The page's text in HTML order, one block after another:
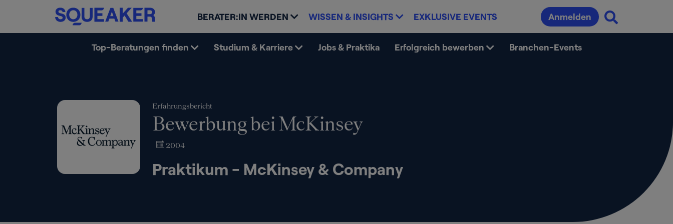
BERATER:IN WERDEN WISSEN & INSIGHTS EXKLUSIVE EVENTS Anmelden
Top-Beratungen finden Studium & Karriere Jobs & Praktika Erfolgreich bewerben Branchen-Events
Erfahrungsbericht
Bewerbung bei McKinsey
2004
Praktikum - McKinsey & Company